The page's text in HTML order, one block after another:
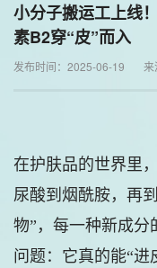
小分子搬运工上线
素B2穿“皮”而入
发布时间：2025-06-19 来
在护肤品的世界里
尿酸到烟酰胺，再
物”，每一种新成
问题：它真的能“进